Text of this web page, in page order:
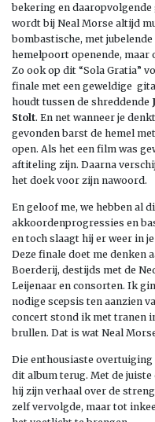
bekering en daaropvolgende
wordt bij Neal Morse altijd
bombastische, met
hemelpoort openende, maar
Zo ook op dit “Sola Gratia”
finale met een geweldige
houdt tussen de shreddende
Stolt. En net wanneer je
gevonden barst de hemel
open. Als het een film was
aftiteling zijn. Daarna
het doek voor zijn nawoord.
En geloof me, we hebben al
akkoordenprogressies en
en toch slaagt hij er weer in
Deze finale doet me denken
Boerderij, destijds met de
Leijenaar en consorten. Ik
nodige scepsis ten aanzien
concert stond ik met tranen
brullen. Dat is wat Neal
Die enthousiaste
dit album terug. Met de
hij zijn verhaal over de
zelf vervolgde, maar tot